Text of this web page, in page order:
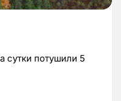
сутки потушили 5